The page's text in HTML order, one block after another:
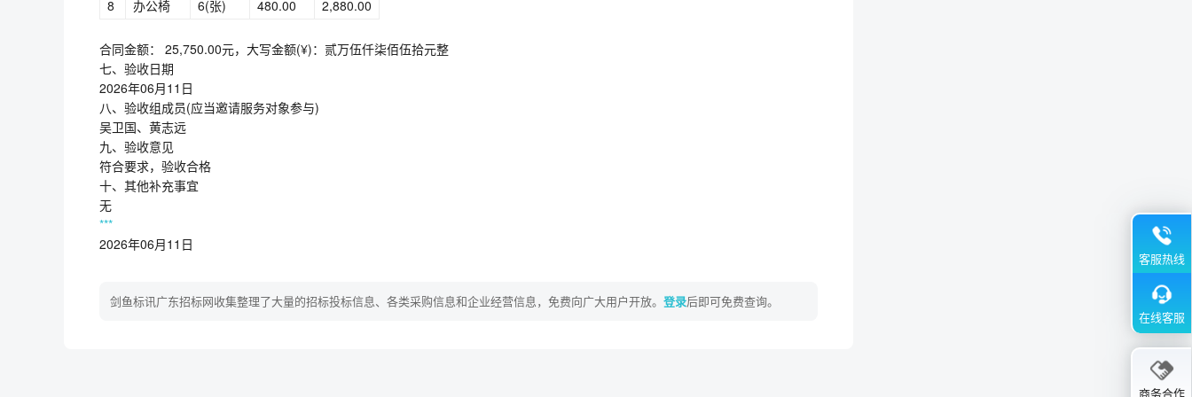
8 办公椅 6(张) 480.00 2,880.00
合同金额： 25,750.00元，大写金额(¥)：贰万伍仟柒佰伍拾元整
七、验收日期
2026年06月11日
八、验收组成员(应当邀请服务对象参与)
吴卫国、黄志远
九、验收意见
符合要求，验收合格
十、其他补充事宜
无
***
2026年06月11日
剑鱼标讯广东招标网收集整理了大量的招标投标信息、各类采购信息和企业经营信息，免费向广大用户开放。 登录后即可免费查询。
客服热线
在线客服
商务合作